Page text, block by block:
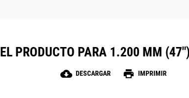
PRODUCTO PARA 1.200 MM
cloud_download DESCARGAR print IMPRIMIR